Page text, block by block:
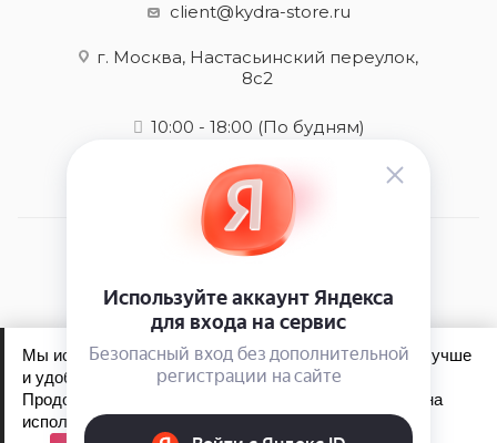
client@kydra-store.ru
г. Москва, Настасьинский переулок,
8с2
10:00 - 18:00 (По будням)
2026 © kydra-store.ru - интернет-магазин
Обработка персональных данных
Мы используем файлы cookie, чтобы сайт работал лучше
и удобнее для вас.
Продолжая пользоваться сайтом, вы соглашаетесь на
использование файлов cookie.